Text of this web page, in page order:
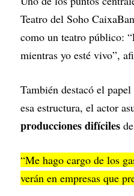
Teatro del Soho
como un teatro público:
mientras yo esté vivo”,
También destacó el
esa estructura, el actor
producciones difíciles
“Me hago cargo de los
verán en empresas que